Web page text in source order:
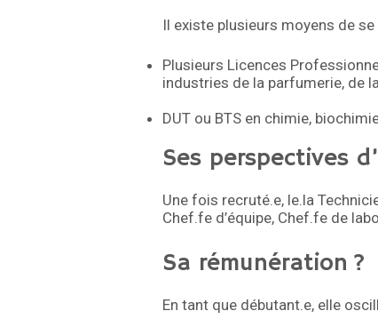
Il existe plusieurs moyens de
Plusieurs Licences
industries de la parfumerie, de
DUT ou BTS en chimie,
Ses perspectives
Une fois recruté.e, le.la
Chef.fe d’équipe, Chef.fe de
Sa rémunération ?
En tant que débutant.e, elle